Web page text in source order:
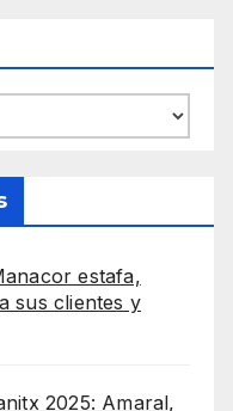
estafa,
sus clientes y
2025: Amaral,